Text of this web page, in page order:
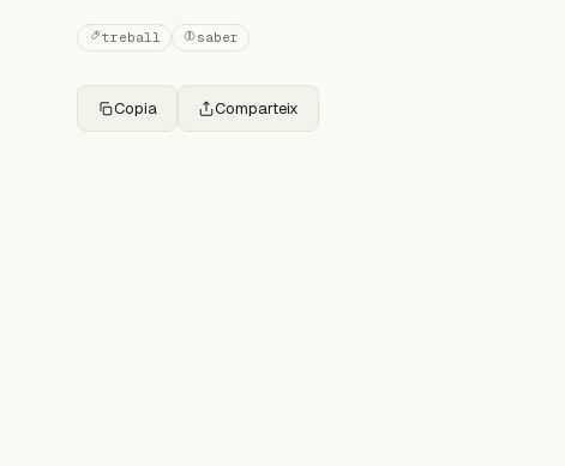
treball saber
Copia Comparteix